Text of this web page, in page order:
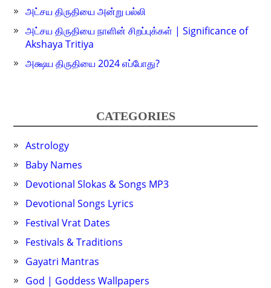
அட்சய திருதியை அன்று பல்லி
அட்சய திருதியை நாளின் சிறப்புக்கள் | Significance of
Akshaya Tritiya
அக்ஷய திருதியை 2024 எப்போது?
CATEGORIES
Astrology
Baby Names
Devotional Slokas & Songs MP3
Devotional Songs Lyrics
Festival Vrat Dates
Festivals & Traditions
Gayatri Mantras
God | Goddess Wallpapers